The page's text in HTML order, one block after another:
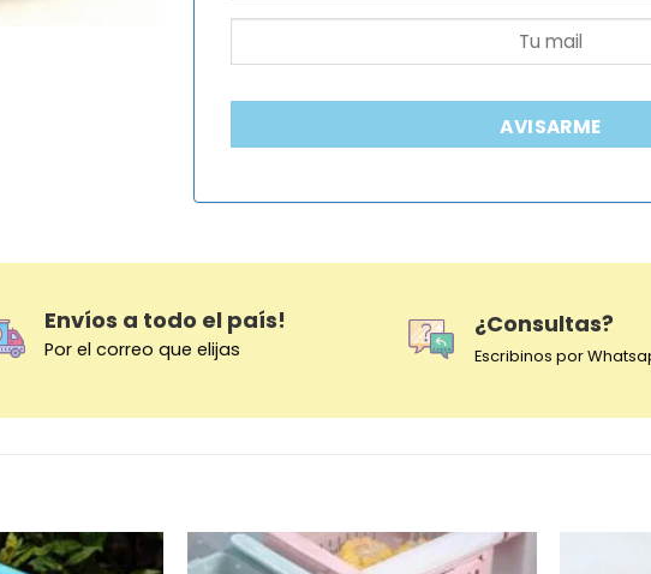
AVISARME
Envíos a todo el país!
Por el correo que elijas
¿Consultas?
Escribinos por